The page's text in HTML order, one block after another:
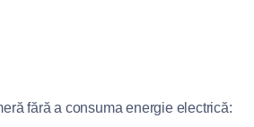
fără a consuma energie electrică: